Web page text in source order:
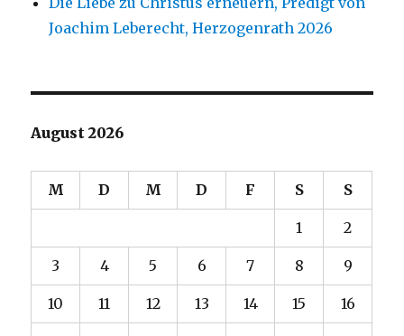
Joachim Leberecht, Herzogenrath 2026
August 2026
M D M D F S S
1 2
3 4 5 6 7 8 9
10 11 12 13 14 15 16